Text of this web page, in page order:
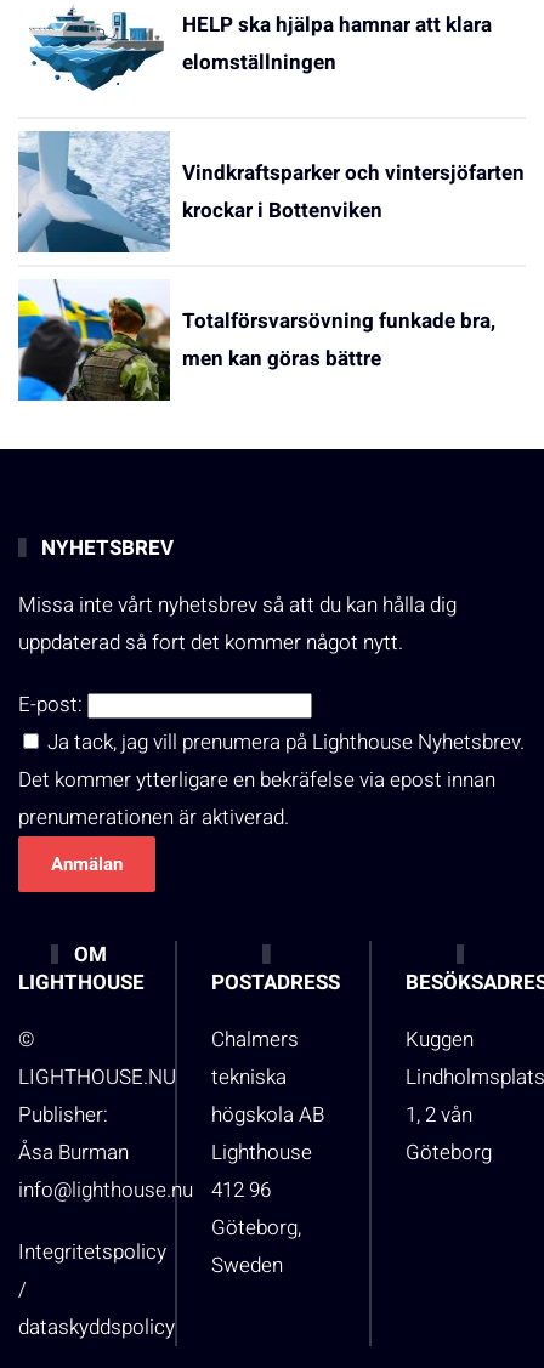
HELP ska hjälpa hamnar att klara
elomställningen
Vindkraftsparker och vintersjöfarten
krockar i Bottenviken
Totalförsvarsövning funkade bra,
men kan göras bättre
NYHETSBREV
Missa inte vårt nyhetsbrev så att du kan hålla dig
uppdaterad så fort det kommer något nytt.
E-post:
Ja tack, jag vill prenumera på Lighthouse Nyhetsbrev.
Det kommer ytterligare en bekräfelse via epost innan
prenumerationen är aktiverad.
OM
LIGHTHOUSE
©
LIGHTHOUSE.NU
Publisher:
Åsa Burman
info@lighthouse.nu
Integritetspolicy
/
dataskyddspolicy
POSTADRESS
Chalmers
tekniska
högskola AB
Lighthouse
412 96
Göteborg,
Sweden
Kuggen
1, 2 vån
Göteborg